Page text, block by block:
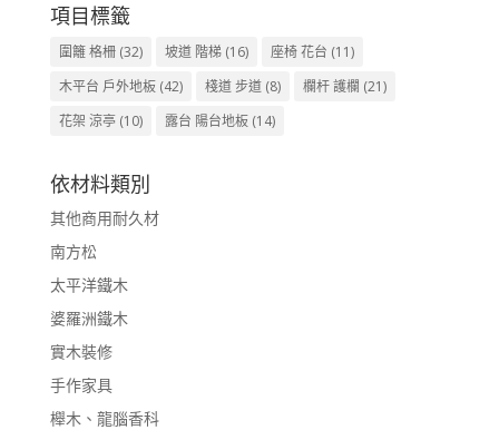
項目標籤
圍籬 格柵(32) 坡道 階梯(16) 座椅 花台 (11)
木平台 戶外地板(42) 棧道 步道(8) 欄杆 護欄 (21)
花架 涼亭(10) 露台 陽台地板(14)
依材料類別
其他商用耐久材
南方松
太平洋鐵木
婆羅洲鐵木
實木裝修
手作家具
櫸木、龍腦香科